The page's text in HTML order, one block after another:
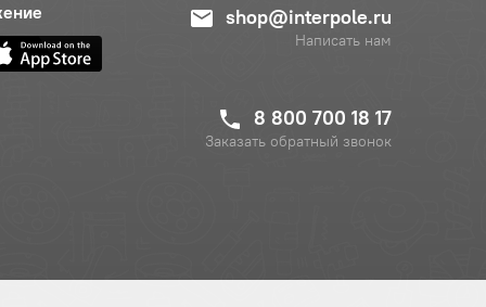
shop@interpole.ru
Написать нам
8 800 700 18 17
Заказать обратный звонок